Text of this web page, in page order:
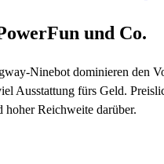
und Co.
Ninebot dominieren
Ausstattung fürs Geld.
Reichweite darüber.